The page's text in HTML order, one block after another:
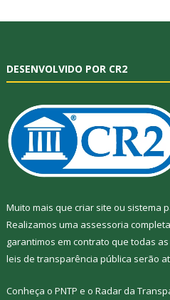
DESENVOLVIDO POR CR2
Muito mais que criar site ou sistema
Realizamos uma assessoria
garantimos em contrato que todas
leis de transparência pública serão
Conheça o PNTP e o Radar da